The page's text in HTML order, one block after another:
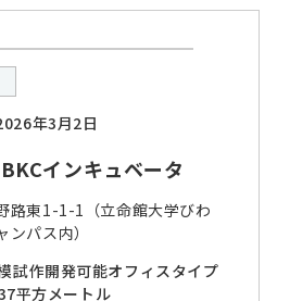
年3月2日
インキュベータ
路東1-1-1（立命館大学びわ
ンパス内）
試作開発可能オフィスタイプ
平方メートル